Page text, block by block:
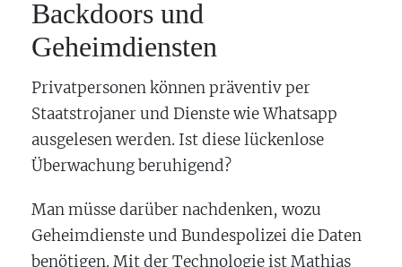
Backdoors und
Geheimdiensten
Privatpersonen können präventiv per
Staatstrojaner und Dienste wie Whatsapp
ausgelesen werden. Ist diese lückenlose
Überwachung beruhigend?
Man müsse darüber nachdenken, wozu
Geheimdienste und Bundespolizei die Daten
benötigen. Mit der Technologie ist Mathias